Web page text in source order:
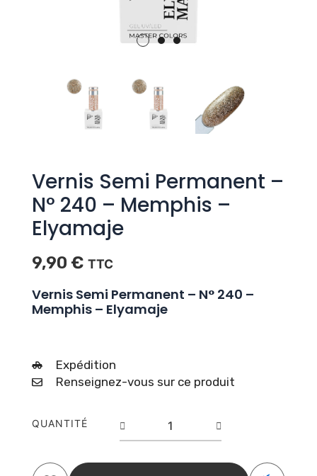
Vernis Semi Permanent –
N° 240 – Memphis –
Elyamaje
9,90 € TTC
Vernis Semi Permanent – N° 240 –
Memphis – Elyamaje
Expédition
Renseignez-vous sur ce produit
QUANTITÉ
Semi